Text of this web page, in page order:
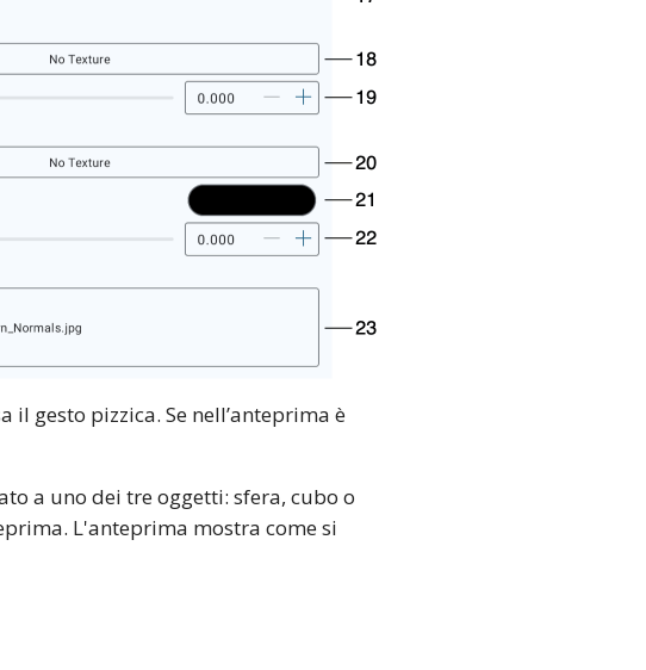
gesto pizzica. Se nell’anteprima è
a uno dei tre oggetti: sfera, cubo o
L'anteprima mostra come si